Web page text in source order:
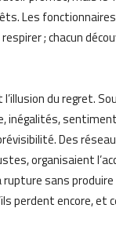
Les
; chacun
du regret.
Des
organisaient
sans
perdent encore,